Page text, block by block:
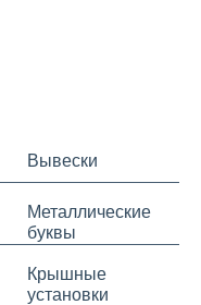
Вывески
Металлические
буквы
Крышные
установки